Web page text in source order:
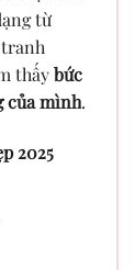
từ
thấybức
của mình.
2025